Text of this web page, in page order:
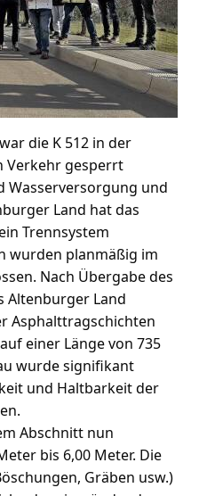
die K 512 in der
Verkehr gesperrt
Wasserversorgung und
Land hat das
Trennsystem
wurden planmäßig im
Nach Übergabe des
Altenburger Land
Asphalttragschichten
einer Länge von 735
wurde signifikant
und Haltbarkeit der
Abschnitt nun
bis 6,00 Meter. Die
Gräben usw.)